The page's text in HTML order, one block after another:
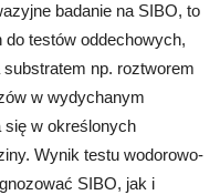
badanie na SIBO, to
testów oddechowych,
np. roztworem
w wydychanym
się w określonych
Wynik testu wodorowo-
SIBO, jak i